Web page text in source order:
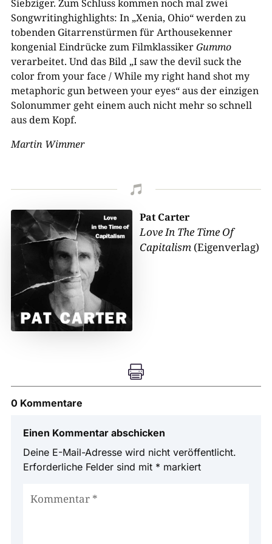
Siebziger. Zum Schluss kommen noch mal zwei
Songwritinghighlights: In „Xenia, Ohio“ werden zu
tobenden Gitarrenstürmen für Arthousekenner
kongenial Eindrücke zum FilmklassikerGummo
verarbeitet. Und das Bild „I saw the devil suck the
color from your face / While my right hand shot my
metaphoric gun between your eyes“ aus der einzigen
Solonummer geht einem auch nicht mehr so schnell
aus dem Kopf.
Martin Wimmer

Pat Carter
Love In The Time Of
Capitalism (Eigenverlag)

0 Kommentare
Einen Kommentar abschicken
Deine E-Mail-Adresse wird nicht veröffentlicht.
Erforderliche Felder sind mit * markiert